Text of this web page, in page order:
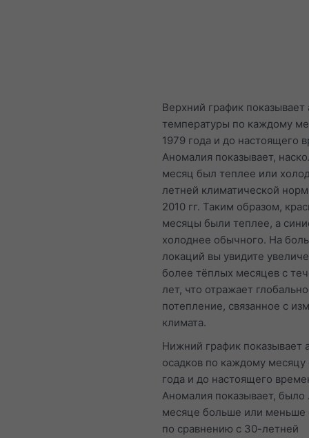
Верхний график
температуры по каждому
1979 года и до настоящего
Аномалия показывает,
месяц был теплее или
летней климатической
2010 гг. Таким образом,
месяцы были теплее, а
холоднее обычного. На
локаций вы увидите
более тёплых месяцев с
лет, что отражает
потепление, связанное с
климата.
Нижний график показывает
осадков по каждому месяцу
года и до настоящего
Аномалия показывает, было
месяце больше или меньше
по сравнению с 30-летней